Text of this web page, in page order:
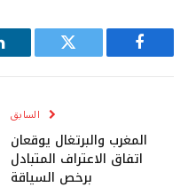
فيسبوك تويتر
السابق
المغرب والبرتغال يوقعان
اتفاق الاعتراف المتبادل
برخص السياقة